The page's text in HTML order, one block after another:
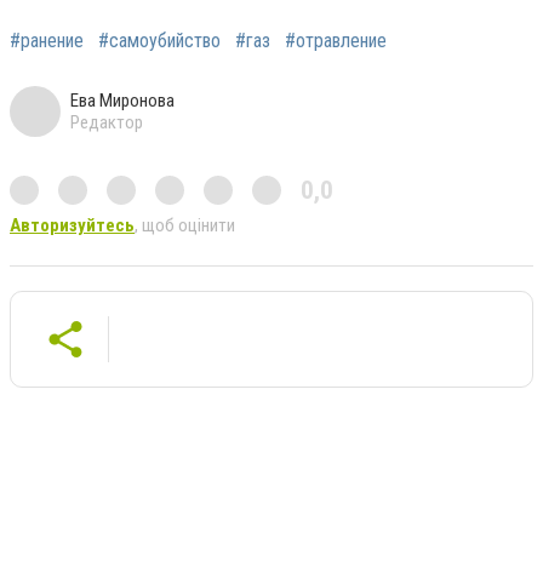
#ранение #самоубийство #газ #отравление
Ева Миронова
Редактор
0,0
Авторизуйтесь, щоб оцінити